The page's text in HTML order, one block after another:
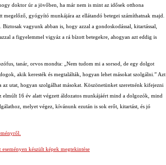
doktor úr a jövőben, ha már nem is mint az idősek otthona
megelőző, gyógyító munkájára az ellátandó betegei számíthatnak majd.
vagyunk abban is, hogy azzal a gondoskodással, kitartással,
a figyelemmel vigyáz a rá bízott betegekre, ahogyan azt eddig is
tanár, orvos mondta: „Nem tudom mi a sorsod, de egy dolgot
akik keresték és megtalálták, hogyan lehet másokat szolgálni.” Azt
utat, hogyan szolgálhat másokat. Köszönetünket szeretnénk kifejezni
elmúlt 16 év alatt végzett áldozatos munkájáért mind a dolgozók, mind
melyet végez, kívánunk ezután is sok erőt, kitartást, és jó
eseményen készült képek megtekintése